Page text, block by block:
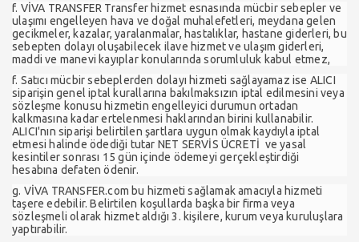
f. VİVA TRANSFER Transfer hizmet esnasında mücbir sebepler ve
ulaşımı engelleyen hava ve doğal muhalefetleri, meydana gelen
gecikmeler, kazalar, yaralanmalar, hastalıklar, hastane giderleri, bu
sebepten dolayı oluşabilecek ilave hizmet ve ulaşım giderleri,
maddi ve manevi kayıplar konularında sorumluluk kabul etmez,
f. Satıcı mücbir sebeplerden dolayı hizmeti sağlayamaz ise ALICI
siparişin genel iptal kurallarına bakılmaksızın iptal edilmesini veya
sözleşme konusu hizmetin engelleyici durumun ortadan
kalkmasına kadar ertelenmesi haklarından birini kullanabilir.
ALICI'nın siparişi belirtilen şartlara uygun olmak kaydıyla iptal
etmesi halinde ödediği tutar NET SERVİS ÜCRETİ ve yasal
kesintiler sonrası 15 gün içinde ödemeyi gerçekleştirdiği
hesabına defaten ödenir.
g. VİVA TRANSFER.com bu hizmeti sağlamak amacıyla hizmeti
taşere edebilir. Belirtilen koşullarda başka bir firma veya
sözleşmeli olarak hizmet aldığı 3. kişilere, kurum veya kuruluşlara
yaptırabilir.